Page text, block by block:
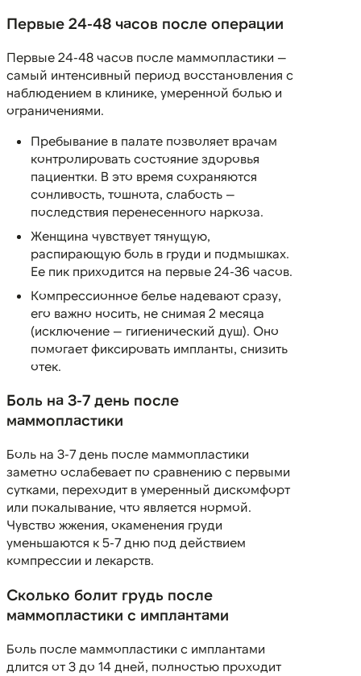
Первые 24-48 часов после операции
Первые 24-48 часов после маммопластики —
самый интенсивный период восстановления с
наблюдением в клинике, умеренной болью и
ограничениями.
Пребывание в палате позволяет врачам
контролировать состояние здоровья
пациентки. В это время сохраняются
сонливость, тошнота, слабость —
последствия перенесенного наркоза.
Женщина чувствует тянущую,
распирающую боль в груди и подмышках.
Ее пик приходится на первые 24-36 часов.
Компрессионное белье надевают сразу,
его важно носить, не снимая 2 месяца
(исключение — гигиенический душ). Оно
помогает фиксировать импланты, снизить
отек.
Боль на 3-7 день после
маммопластики
Боль на 3-7 день после маммопластики
заметно ослабевает по сравнению с первыми
сутками, переходит в умеренный дискомфорт
или покалывание, что является нормой.
Чувство жжения, окаменения груди
уменьшаются к 5-7 дню под действием
компрессии и лекарств.
Сколько болит грудь после
маммопластики с имплантами
Боль после маммопластики с имплантами
длится от 3 до 14 дней, полностью проходит